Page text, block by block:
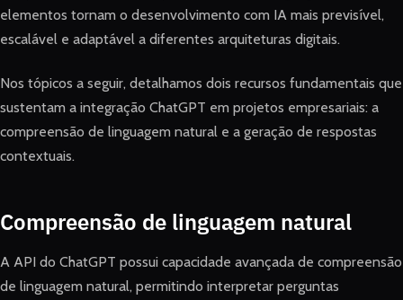
elementos tornam o desenvolvimento com IA mais previsível,
escalável e adaptável a diferentes arquiteturas digitais.
Nos tópicos a seguir, detalhamos dois recursos fundamentais que
sustentam a integração ChatGPT em projetos empresariais: a
compreensão de linguagem natural e a geração de respostas
contextuais.
Compreensão de linguagem natural
A API do ChatGPT possui capacidade avançada de compreensão
de linguagem natural, permitindo interpretar perguntas